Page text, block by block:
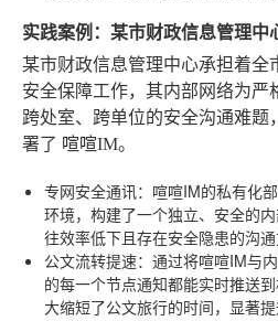
实践案例：某市财政信息管理中
某市财政信息管理中心承担着全
安全保障工作，其内部网络为严
跨处室、跨单位的安全沟通难题
署了 喧喧IM。
专网安全通讯：喧喧IM的私有化
环境，构建了一个独立、安全的
往效率低下且存在安全隐患的沟通
公文流转提速：通过将喧喧IM与
的每一个节点通知都能实时推送
大缩短了公文旅行的时间，显著